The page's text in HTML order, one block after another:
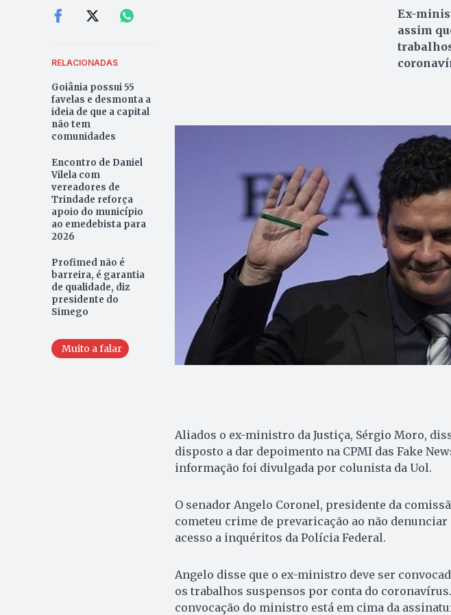
RELACIONADAS
Goiânia possui 55
favelas e desmonta a
ideia de que a capital
não tem
comunidades
Encontro de Daniel
Vilela com
vereadores de
Trindade reforça
apoio do município
ao emedebista para
2026
Profimed não é
barreira, é garantia
de qualidade, diz
presidente do
Simego
Muito a falar
Ex-
assim
Aliados o ex-ministro da Justiça, Sérgio Moro,
disposto a dar depoimento na CPMI das Fake
informação foi divulgada por colunista da Uol.
O senador Angelo Coronel, presidente da
cometeu crime de prevaricação ao não
acesso a inquéritos da Polícia Federal.
Angelo disse que o ex-ministro deve ser
os trabalhos suspensos por conta do
convocação do ministro está em cima da